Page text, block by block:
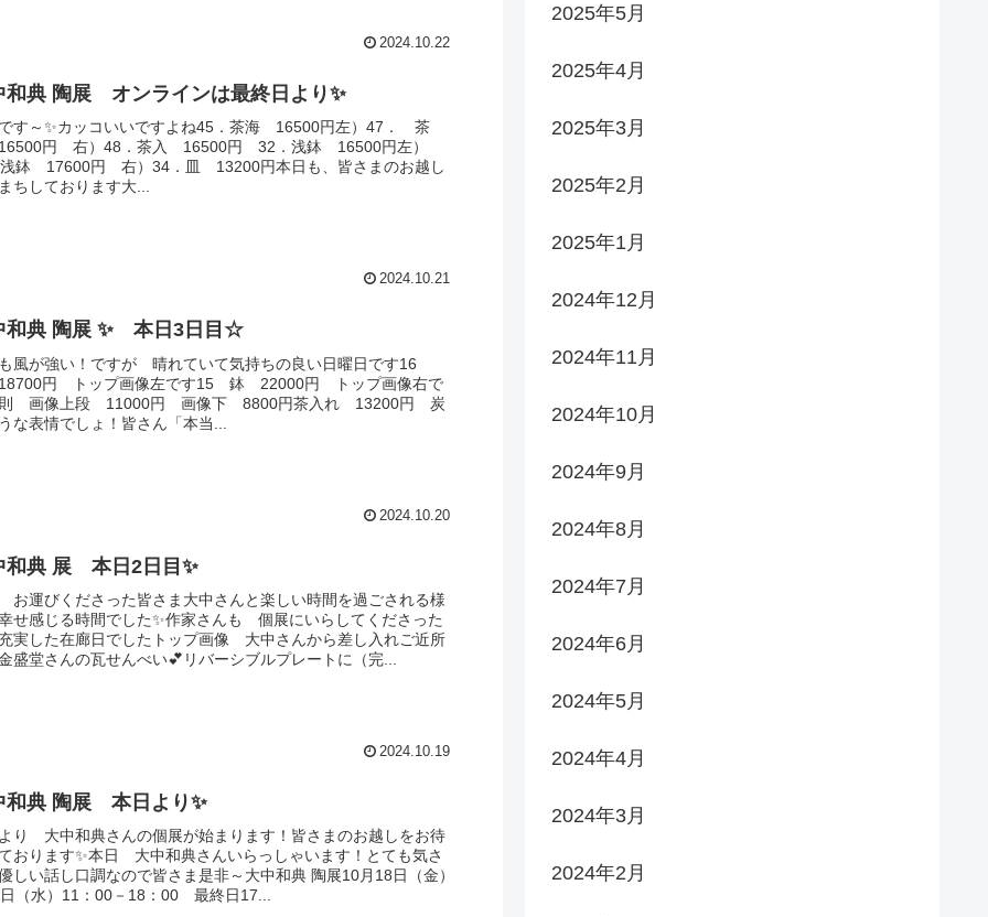
2024.10.22
和典 陶展 オンラインは最終日より✨
す～✨カッコいいですよね45．茶海 16500円左）47． 茶
円 右）48．茶入 16500円 32．浅鉢 16500円左）
鉢 17600円 右）34．皿 13200円本日も、皆さまのお越し
ちしております大...
2024.10.21
和典 陶展 ✨ 本日3日目☆
風が強い！ですが 晴れていて気持ちの良い日曜日です16
円 トップ画像左です15 鉢 22000円 トップ画像右で
則 画像上段 11000円 画像下 8800円茶入れ 13200円 炭
な表情でしょ！皆さん「本当...
2024.10.20
和典 展 本日2日目✨
運びくださった皆さま大中さんと楽しい時間を過ごされる様
せ感じる時間でした✨作家さんも 個展にいらしてくださった
実した在廊日でしたトップ画像 大中さんから差し入れご近所
盛堂さんの瓦せんべい💕リバーシブルプレートに（完...
2024.10.19
和典 陶展 本日より✨
り 大中和典さんの個展が始まります！皆さまのお越しをお待
おります✨本日 大中和典さんいらっしゃいます！とても気さ
しい話し口調なので皆さま是非～大中和典 陶展10月18日（金）
（水）11：00－18：00 最終日17...
2025年5月
2025年4月
2025年3月
2025年2月
2025年1月
2024年12月
2024年11月
2024年10月
2024年9月
2024年8月
2024年7月
2024年6月
2024年5月
2024年4月
2024年3月
2024年2月